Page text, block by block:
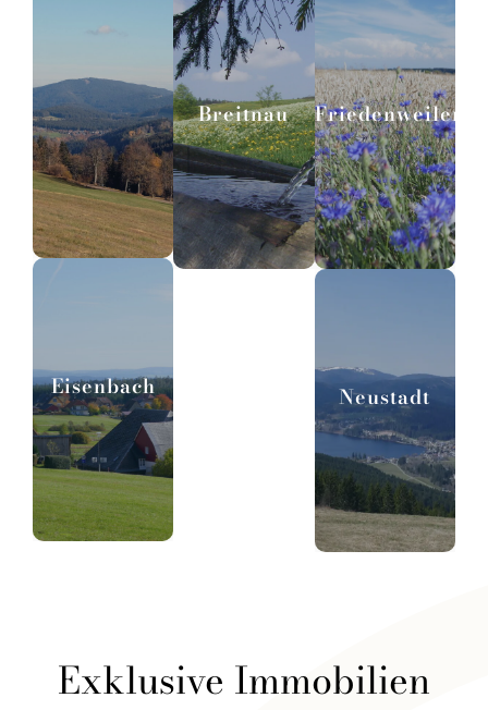
Eisenbach
Breitnau
Friedenweiler
Titisee-
Neustadt
Exklusive Immobilien